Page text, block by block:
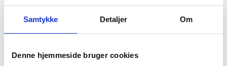
Samtykke Detaljer Om
Denne hjemmeside bruger cookies